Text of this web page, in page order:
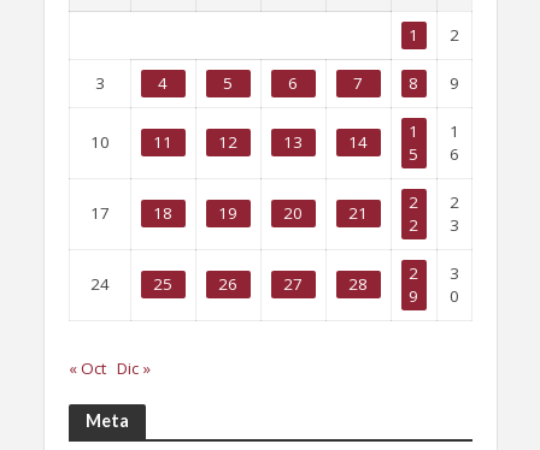
1 2
3 4 5 6 7 8 9
10 11 12 13 14
1
5
1
6
17 18 19 20 21
2
2
2
3
24 25 26 27 28
2
9
3
0
« Oct Dic »
Meta